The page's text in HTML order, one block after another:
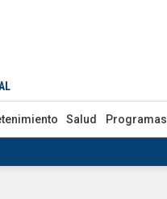
Salud Programas